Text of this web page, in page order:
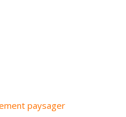
paysager